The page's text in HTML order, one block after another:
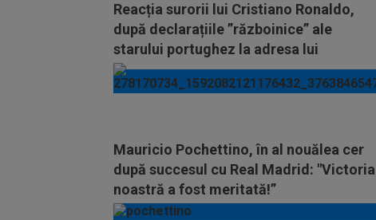
Reacția surorii lui Cristiano Ronaldo,
după declarațiile ”războinice” ale
starului portughez la adresa lui
Manchester United
Mauricio Pochettino, în al nouălea cer
după succesul cu Real Madrid: "Victoria
noastră a fost meritată!”